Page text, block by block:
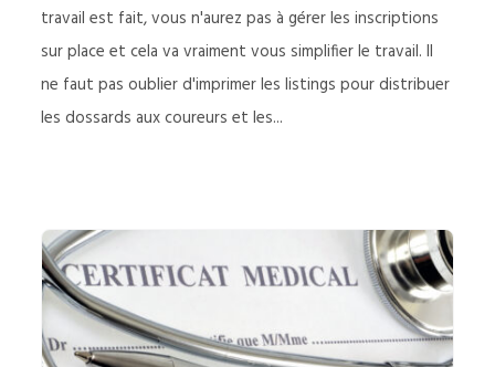
travail est fait, vous n'aurez pas à gérer les inscriptions
sur place et cela va vraiment vous simplifier le travail. Il
ne faut pas oublier d'imprimer les listings pour distribuer
les dossards aux coureurs et les...